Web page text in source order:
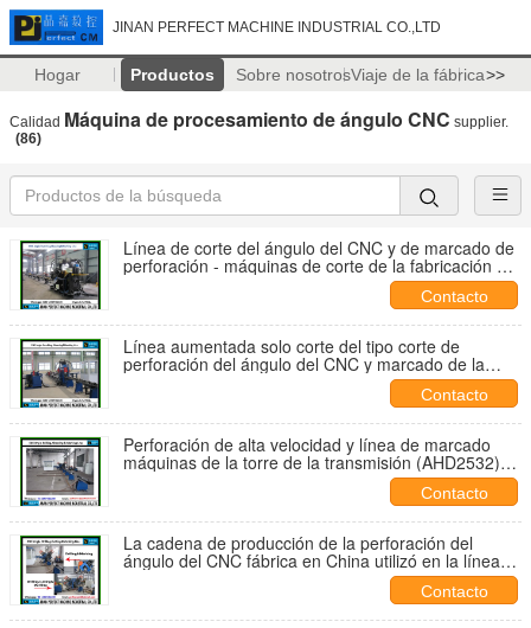
JINAN PERFECT MACHINE INDUSTRIAL CO.,LTD
Hogar Productos Sobre nosotrosViaje de la fábrica>>
Calidad Máquina de procesamiento de ángulo CNC supplier.
(86)
Línea de corte del ángulo del CNC y de marcado de
perforación - máquinas de corte de la fabricación de
la torre de la sola cuchilla (APM2020)
Contacto
Línea aumentada solo corte del tipo corte de
perforación del ángulo del CNC y marcado de la
Contacto
Perforación de alta velocidad y línea de marcado
máquinas de la torre de la transmisión (AHD2532)
Contacto
La cadena de producción de la perforación del
ángulo del CNC fábrica en China utilizó en la línea
de la torre de la transmisión (BL2532)
Contacto